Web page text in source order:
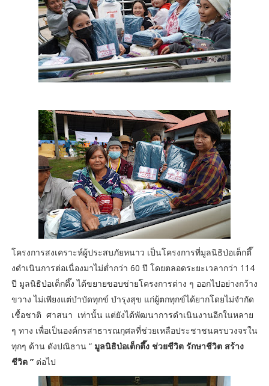
โครงการสงเคราะห์ผู้ประสบภัยหนาว เป็นโครงการที่มูลนิธิป่อเต็กตึ๊
งดำเนินการต่อเนื่องมาไม่ต่ำกว่า 60 ปี โดยตลอดระยะเวลากว่า 114
ปี มูลนิธิป่อเต็กตึ๊ง ได้ขยายขอบข่ายโครงการต่าง ๆ ออกไปอย่างกว้าง
ขวาง ไม่เพียงแต่บำบัดทุกข์ บำรุงสุข แก่ผู้ตกทุกข์ได้ยากโดยไม่จำกัด
เชื้อชาติ ศาสนา เท่านั้น แต่ยังได้พัฒนาการดำเนินงานอีกในหลาย
ๆ ทาง เพื่อเป็นองค์กรสาธารณกุศลที่ช่วยเหลือประชาชนครบวงจรใน
ทุกๆ ด้าน ดังปณิธาน “มูลนิธิป่อเต็กตึ๊ง ช่วยชีวิต รักษาชีวิต สร้าง
ชีวิต ”ต่อไป